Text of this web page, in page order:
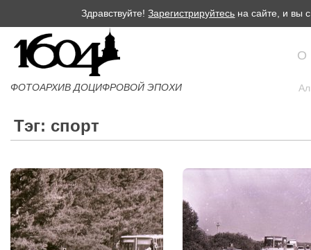
Здравствуйте!Зарегистрируйтесь на сайте, и вы
ФОТОАРХИВ ДОЦИФРОВОЙ ЭПОХИ
О
Тэг: спорт